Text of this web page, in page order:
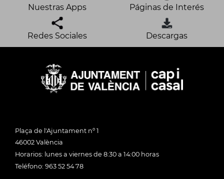
Nuestras Apps Páginas de Interés
Redes Sociales Descargas
Plaça de l'Ajuntament nº 1
46002 València
Horarios: lunes a viernes de 8:30 a 14:00 horas
Teléfono: 963 52 54 78